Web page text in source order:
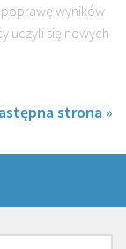
wyników
uczyli się nowych
strona »